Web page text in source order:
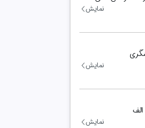
نمایش
نمایش
نمایش